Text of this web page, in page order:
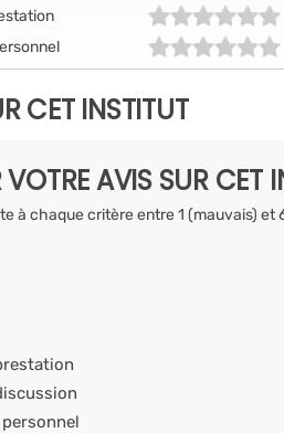
CET INSTITUT
AVIS SUR CET
à chaque critère entre 1 (mauvais) et